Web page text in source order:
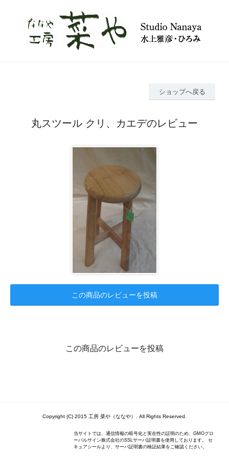
ショップへ戻る
丸スツール クリ、カエデのレビュー
この商品のレビューを投稿
この商品のレビューを投稿
Copyright (C) 2015 工房 菜や（ななや）. All Rights Reserved.
当サイトでは、通信情報の暗号化と実在性の証明のため、GMOグロ
ーバルサイン株式会社のSSLサーバ証明書を使用しております。 セ
キュアシールより、サーバ証明書の検証結果をご確認ください。